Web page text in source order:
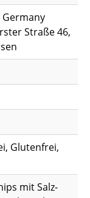
Germany
Straße 46,
Glutenfrei,
mit Salz-